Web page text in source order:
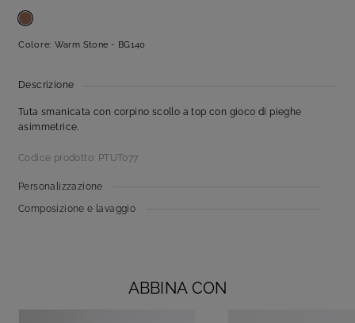
Colore: Warm Stone - BG140
Descrizione
Tuta smanicata con corpino scollo a top con gioco di pieghe
asimmetrice.
Codice prodotto: PTUT077
Personalizzazione
Composizione e lavaggio
ABBINA CON